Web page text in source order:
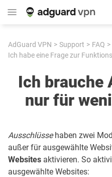
AdGuard VPN Support FAQ
Ich habe eine Frage zur
Ich brauche
nur für
Ausschlüssehaben zwei
außer für ausgewählte
Websites aktivieren. So
ausgewählte Websites: